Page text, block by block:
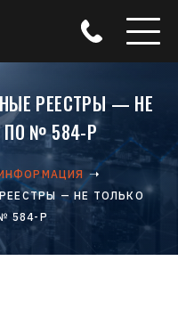
РЕЕСТРЫ — НЕ
ПО № 584-Р
— НЕ ТОЛЬКО
584-Р